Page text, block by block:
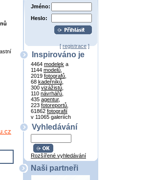
Jméno:
Heslo:
[registrace]
Inspirováno je
4464 modelek a
1144 modelů
2019 fotografů
68 kadeřníků
300 vizážistů
110 návrhářů
435 agentur,
223 fotoreportů
61862 fotografií
v 11065 galeriích
Vyhledávání
Rozšířené vyhledávání
Naši partneři